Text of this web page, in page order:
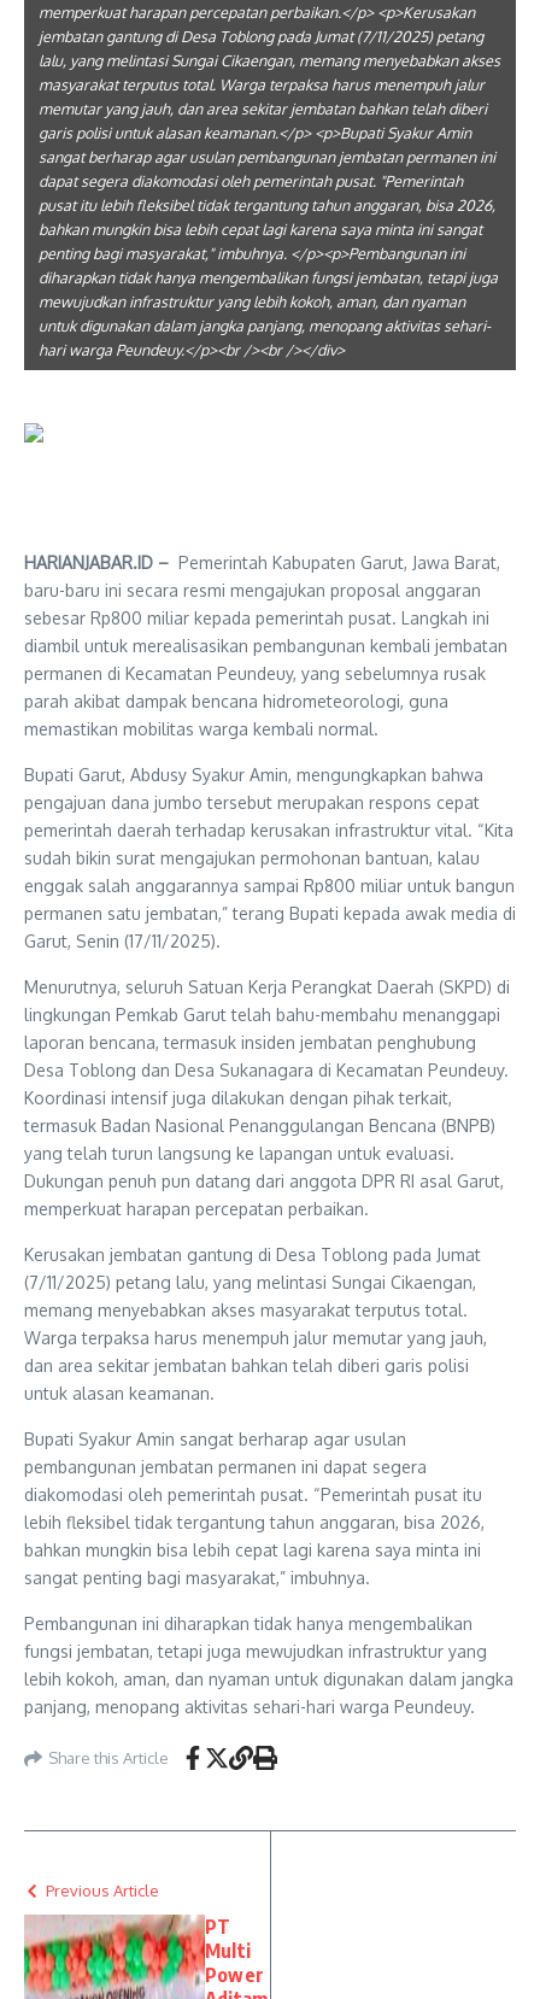
memperkuat harapan percepatan perbaikan.</p> <p>Kerusakan
jembatan gantung di Desa Toblong pada Jumat (7/11/2025) petang
lalu, yang melintasi Sungai Cikaengan, memang menyebabkan akses
masyarakat terputus total. Warga terpaksa harus menempuh jalur
memutar yang jauh, dan area sekitar jembatan bahkan telah diberi
garis polisi untuk alasan keamanan.</p> <p>Bupati Syakur Amin
sangat berharap agar usulan pembangunan jembatan permanen ini
dapat segera diakomodasi oleh pemerintah pusat. "Pemerintah
pusat itu lebih fleksibel tidak tergantung tahun anggaran, bisa 2026,
bahkan mungkin bisa lebih cepat lagi karena saya minta ini sangat
penting bagi masyarakat," imbuhnya. </p><p>Pembangunan ini
diharapkan tidak hanya mengembalikan fungsi jembatan, tetapi juga
mewujudkan infrastruktur yang lebih kokoh, aman, dan nyaman
untuk digunakan dalam jangka panjang, menopang aktivitas sehari-
hari warga Peundeuy.</p><br /><br /></div>
HARIANJABAR.ID – Pemerintah Kabupaten Garut, Jawa Barat,
baru-baru ini secara resmi mengajukan proposal anggaran
sebesar Rp800 miliar kepada pemerintah pusat. Langkah ini
diambil untuk merealisasikan pembangunan kembali jembatan
permanen di Kecamatan Peundeuy, yang sebelumnya rusak
parah akibat dampak bencana hidrometeorologi, guna
memastikan mobilitas warga kembali normal.
Bupati Garut, Abdusy Syakur Amin, mengungkapkan bahwa
pengajuan dana jumbo tersebut merupakan respons cepat
pemerintah daerah terhadap kerusakan infrastruktur vital. “Kita
sudah bikin surat mengajukan permohonan bantuan, kalau
enggak salah anggarannya sampai Rp800 miliar untuk bangun
permanen satu jembatan,” terang Bupati kepada awak media di
Garut, Senin (17/11/2025).
Menurutnya, seluruh Satuan Kerja Perangkat Daerah (SKPD) di
lingkungan Pemkab Garut telah bahu-membahu menanggapi
laporan bencana, termasuk insiden jembatan penghubung
Desa Toblong dan Desa Sukanagara di Kecamatan Peundeuy.
Koordinasi intensif juga dilakukan dengan pihak terkait,
termasuk Badan Nasional Penanggulangan Bencana (BNPB)
yang telah turun langsung ke lapangan untuk evaluasi.
Dukungan penuh pun datang dari anggota DPR RI asal Garut,
memperkuat harapan percepatan perbaikan.
Kerusakan jembatan gantung di Desa Toblong pada Jumat
(7/11/2025) petang lalu, yang melintasi Sungai Cikaengan,
memang menyebabkan akses masyarakat terputus total.
Warga terpaksa harus menempuh jalur memutar yang jauh,
dan area sekitar jembatan bahkan telah diberi garis polisi
untuk alasan keamanan.
Bupati Syakur Amin sangat berharap agar usulan
pembangunan jembatan permanen ini dapat segera
diakomodasi oleh pemerintah pusat. “Pemerintah pusat itu
lebih fleksibel tidak tergantung tahun anggaran, bisa 2026,
bahkan mungkin bisa lebih cepat lagi karena saya minta ini
sangat penting bagi masyarakat,” imbuhnya.
Pembangunan ini diharapkan tidak hanya mengembalikan
fungsi jembatan, tetapi juga mewujudkan infrastruktur yang
lebih kokoh, aman, dan nyaman untuk digunakan dalam jangka
panjang, menopang aktivitas sehari-hari warga Peundeuy.
Share this Article
Previous Article
PT
Multi
Power